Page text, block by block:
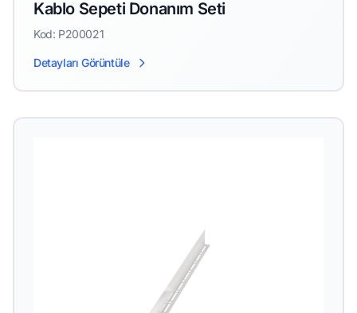
Kablo Sepeti Donanım Seti
Kod: P200021
Detayları Görüntüle